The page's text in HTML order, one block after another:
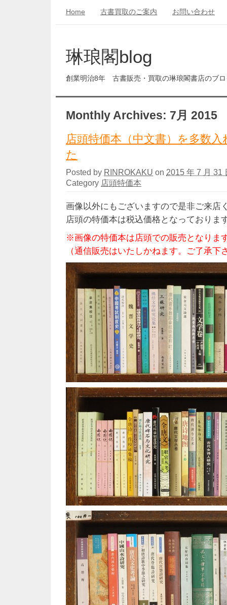
Home 古書買取のご案内 お問い合わせ
琳琅閣blog
創業明治8年 古書販売・買取の琳琅閣書店のブ
Monthly Archives: 7月 2015
店頭特価本（中文書）を多数
た
Posted by RINROKAKU on 2015 年 7 月 31
Category 店頭特価本
画像以外にもございますので是非ご来店
店頭の特価本は税込価格となっておりま
※画像の特価本は店頭での販売となりま
（通信販売はいたしかねます。ご了承下